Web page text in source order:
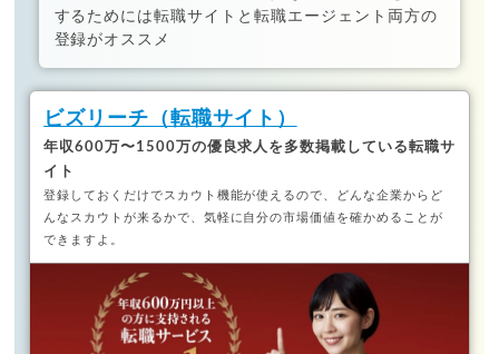
するためには転職サイトと転職エージェント両方の
登録がオススメ
ビズリーチ（転職サイト）
年収600万〜1500万の優良求人を多数掲載している転職サ
イト
登録しておくだけでスカウト機能が使えるので、どんな企業からど
んなスカウトが来るかで、気軽に自分の市場価値を確かめることが
できますよ。